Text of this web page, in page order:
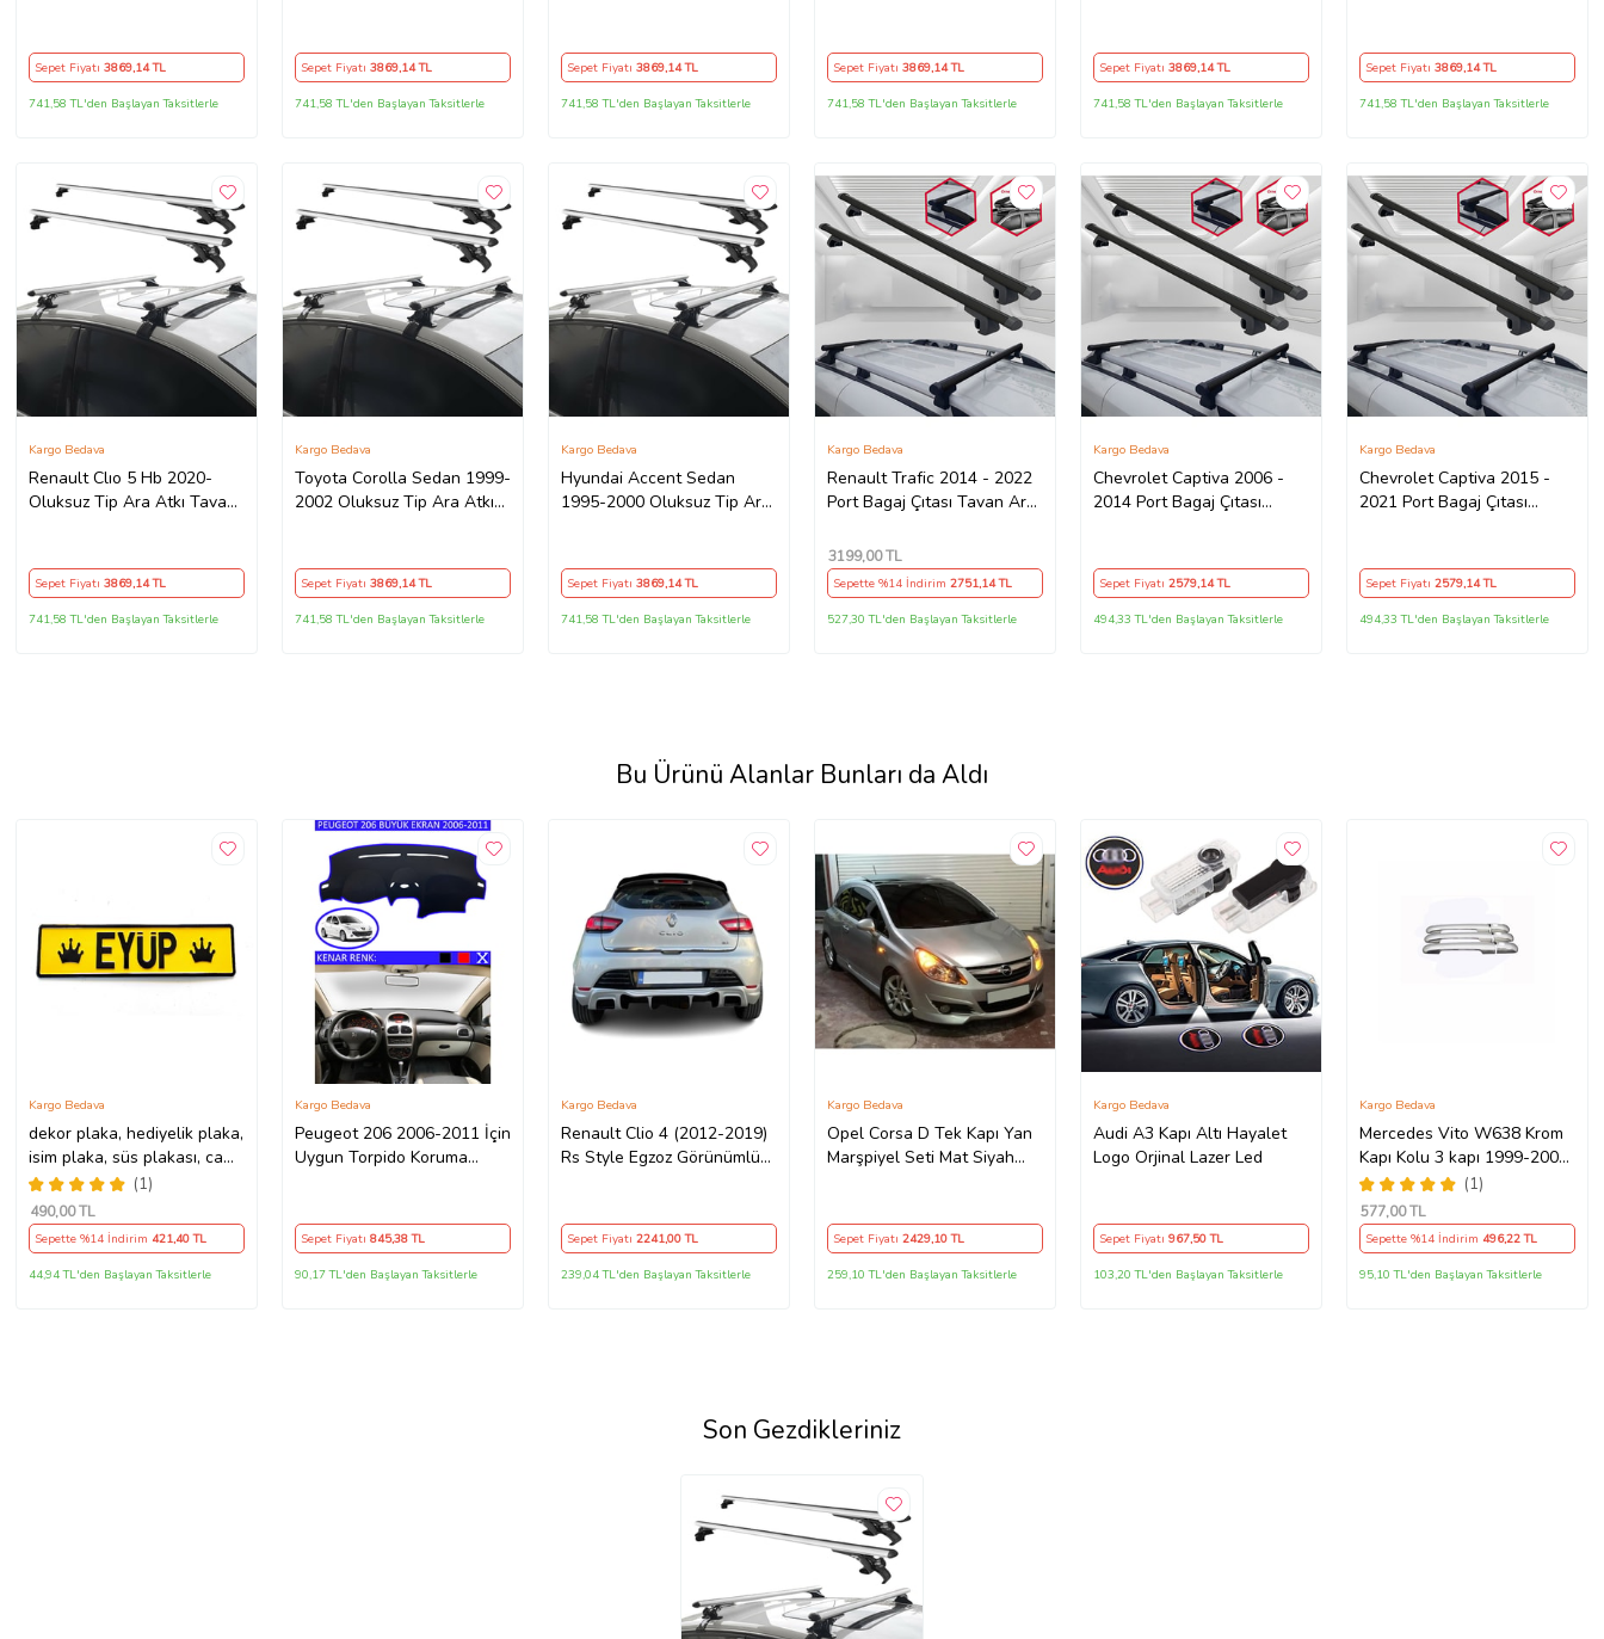
Sepet Fiyatı 3869,14 TL
741,58 TL'den Başlayan Taksitlerle
Sepet Fiyatı 3869,14 TL
741,58 TL'den Başlayan Taksitlerle
Sepet Fiyatı 3869,14 TL
741,58 TL'den Başlayan Taksitlerle
Sepet Fiyatı 3869,14 TL
741,58 TL'den Başlayan Taksitlerle
Sepet Fiyatı3869,14 TL
741,58 TL'den Başlayan Taksitlerle
Sepet Fiyatı3869,14 TL
741,58 TL'den Başlayan Taksitlerle
Renault Clıo 5 Hb 2020-
Oluksuz Tip Ara Atkı Tavan
Kargo Bedava
Sepet Fiyatı 3869,14 TL
741,58 TL'den Başlayan Taksitlerle
Toyota Corolla Sedan 1999-
2002 Oluksuz Tip Ara Atkı
Kargo Bedava
Sepet Fiyatı 3869,14 TL
741,58 TL'den Başlayan Taksitlerle
Hyundai Accent Sedan
1995-2000 Oluksuz Tip Ara
Kargo Bedava
Sepet Fiyatı 3869,14 TL
741,58 TL'den Başlayan Taksitlerle
Renault Trafic 2014 - 2022
Port Bagaj Çıtası Tavan Ara
Kargo Bedava
3199,00 TL
Sepette %14 İndirim 2751,14 TL
527,30 TL'den Başlayan Taksitlerle
Chevrolet Captiva 2006 -
2014 Port Bagaj Çıtası
Kargo Bedava
Sepet Fiyatı2579,14 TL
494,33 TL'den Başlayan Taksitlerle
Chevrolet Captiva 2015 -
2021 Port Bagaj Çıtası
Kargo Bedava
Sepet Fiyatı2579,14 TL
494,33 TL'den Başlayan Taksitlerle
Bu Ürünü Alanlar Bunları da Aldı
dekor plaka, hediyelik plaka,
isim plaka, süs plakası, cam
önü plakası, tırcı plakası
(Sarı-Siyah)
(1)
Kargo Bedava
490,00 TL
Sepette %14 İndirim 421,40 TL
44,94 TL'den Başlayan Taksitlerle
Peugeot 206 2006-2011 İçin
Uygun Torpido Koruma
Kargo Bedava
Sepet Fiyatı 845,38 TL
90,17 TL'den Başlayan Taksitlerle
Renault Clio 4 (2012-2019)
Rs Style Egzoz Görünümlü
Kargo Bedava
Sepet Fiyatı 2241,00 TL
239,04 TL'den Başlayan Taksitlerle
Opel Corsa D Tek Kapı Yan
Marşpiyel Seti Mat Siyah
Kargo Bedava
Sepet Fiyatı 2429,10 TL
259,10 TL'den Başlayan Taksitlerle
Audi A3 Kapı Altı Hayalet
Logo Orjinal Lazer Led
Kargo Bedava
Sepet Fiyatı967,50 TL
103,20 TL'den Başlayan Taksitlerle
Mercedes Vito W638 Krom
Kapı Kolu 3 kapı 1999-2004
P. Çelik
(1)
Kargo Bedava
577,00 TL
Sepette %14 İndirim 496,22 TL
95,10 TL'den Başlayan Taksitlerle
Son Gezdikleriniz